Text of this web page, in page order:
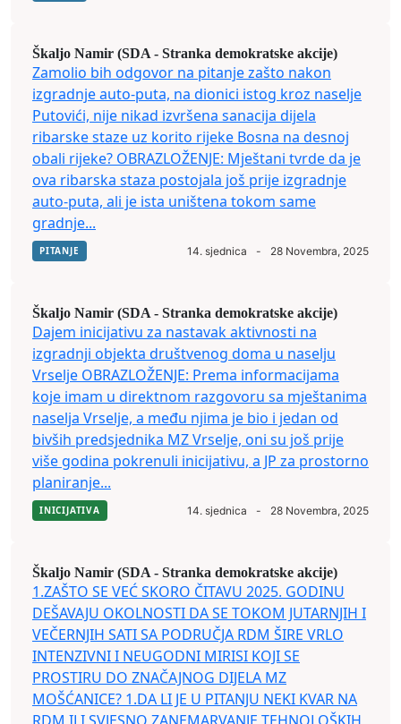
Škaljo Namir (SDA - Stranka demokratske akcije)
Zamolio bih odgovor na pitanje zašto nakon
izgradnje auto-puta, na dionici istog kroz naselje
Putovići, nije nikad izvršena sanacija dijela
ribarske staze uz korito rijeke Bosna na desnoj
obali rijeke? OBRAZLOŽENJE: Mještani tvrde da je
ova ribarska staza postojala još prije izgradnje
auto-puta, ali je ista uništena tokom same
gradnje...
PITANJE 14. sjednica - 28 Novembra, 2025
Škaljo Namir (SDA - Stranka demokratske akcije)
Dajem inicijativu za nastavak aktivnosti na
izgradnji objekta društvenog doma u naselju
Vrselje OBRAZLOŽENJE: Prema informacijama
koje imam u direktnom razgovoru sa mještanima
naselja Vrselje, a među njima je bio i jedan od
bivših predsjednika MZ Vrselje, oni su još prije
više godina pokrenuli inicijativu, a JP za prostorno
planiranje...
INICIJATIVA 14. sjednica - 28 Novembra, 2025
Škaljo Namir (SDA - Stranka demokratske akcije)
1.ZAŠTO SE VEĆ SKORO ČITAVU 2025. GODINU
DEŠAVAJU OKOLNOSTI DA SE TOKOM JUTARNJIH I
VEČERNJIH SATI SA PODRUČJA RDM ŠIRE VRLO
INTENZIVNI I NEUGODNI MIRISI KOJI SE
PROSTIRU DO ZNAČAJNOG DIJELA MZ
MOŠĆANICE? 1.DA LI JE U PITANJU NEKI KVAR NA